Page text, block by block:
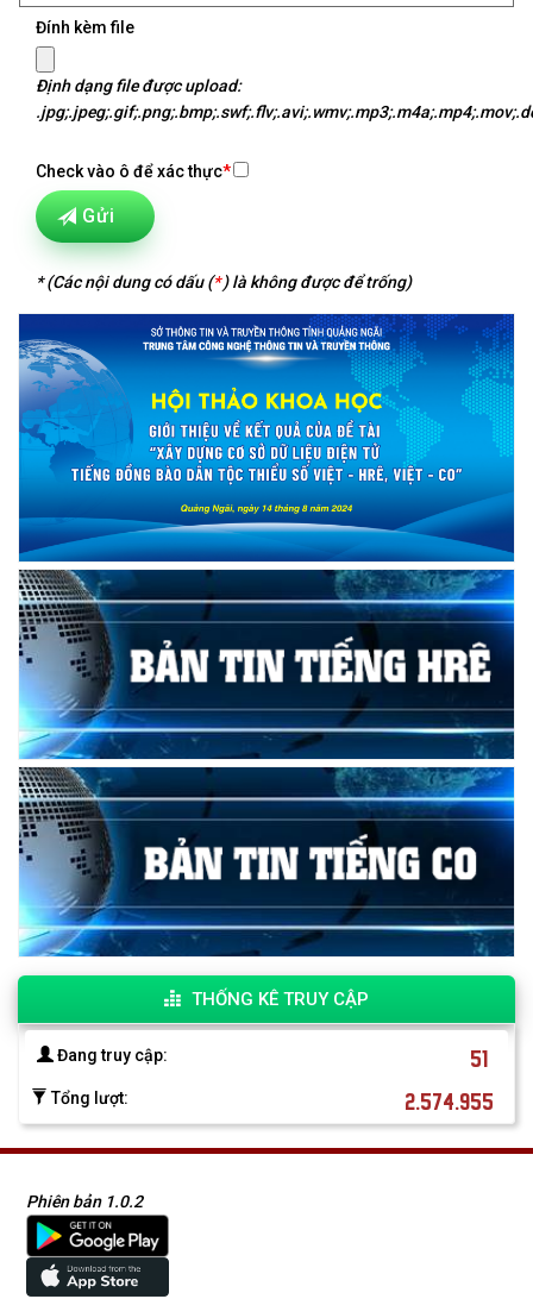
Đính kèm file
Định dạng file được upload:
Check vào ô để xác thực*
Gửi
* (Các nội dung có dấu (* ) là không được để trống)
THỐNG KÊ TRUY CẬP
51
Đang truy cập:
2.574.955
Tổng lượt:
Phiên bản 1.0.2